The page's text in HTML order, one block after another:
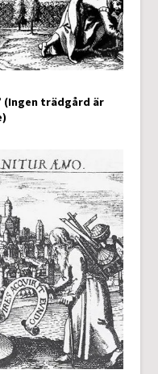
(Ingen trädgård är